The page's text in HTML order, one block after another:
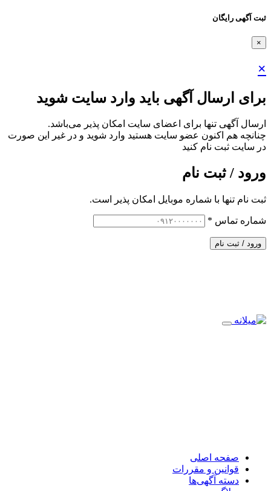
ثبت آگهی رایگان
×
×
برای ارسال آگهی باید وارد سایت شوید
ارسال آگهی تنها برای اعضای سایت امکان پذیر می‌باشد.
چنانچه هم‌ اکنون عضو سایت هستید وارد شوید و در غیر این صورت
در سایت ثبت نام کنید
ورود / ثبت نام
ثبت نام تنها با شماره موبایل امکان پذیر است.
شماره تماس *
ورود / ثبت نام
صفحه اصلی
قوانین و مقررات
دسته آگهی‌ها